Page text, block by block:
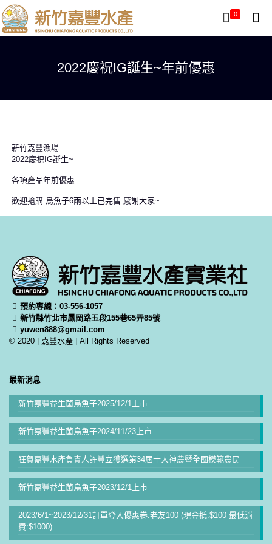
0
2022慶祝IG誕生~年前優惠
新竹嘉豐漁場
2022慶祝IG誕生~
各項產品年前優惠
歡迎搶購 烏魚子6兩以上已完售 感謝大家~
預約專線：03-556-1057
新竹縣竹北市鳳岡路五段155巷65弄85號
yuwen888@gmail.com
© 2020 | 嘉豐水產 | All Rights Reserved
最新消息
新竹嘉豐益生菌烏魚子2025/12/1上市
新竹嘉豐益生菌烏魚子2024/11/23上市
狂賀嘉豐水產負責人許豐立獲選第34屆十大神農暨全國模範農民
新竹嘉豐益生菌烏魚子2023/12/1上市
2023/6/1~2023/12/31訂單登入優惠卷:老友100 (現金抵:$100 最低消
費:$1000)